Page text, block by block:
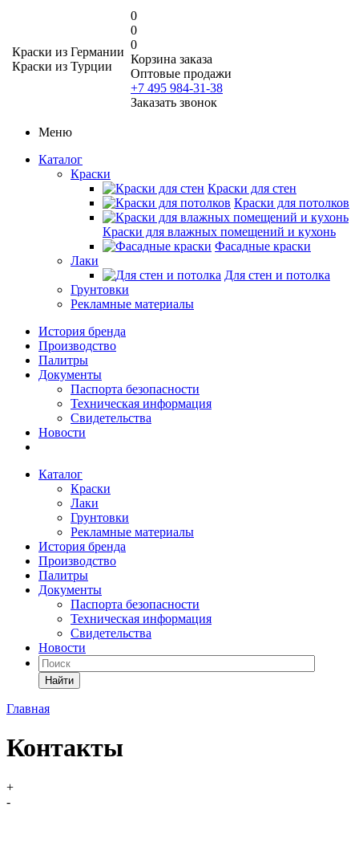
Краски из Германии
Краски из Турции
0
0
0
Корзина заказа
Оптовые продажи
+7 495 984-31-38
Заказать звонок
Меню
Каталог
Краски
Краски для стен
Краски для потолков
Краски для влажных помещений и кухонь
Фасадные краски
Лаки
Для стен и потолка
Грунтовки
Рекламные материалы
История бренда
Производство
Палитры
Документы
Паспорта безопасности
Техническая информация
Свидетельства
Новости
Каталог
Краски
Лаки
Грунтовки
Рекламные материалы
История бренда
Производство
Палитры
Документы
Паспорта безопасности
Техническая информация
Свидетельства
Новости
Найти
Главная
Контакты
+
-